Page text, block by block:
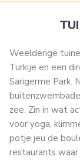
Weelderige
Turkije en een
Sarigerme Park.
zee. Zin in wat
voor yoga,
potje jeu de
restaurants